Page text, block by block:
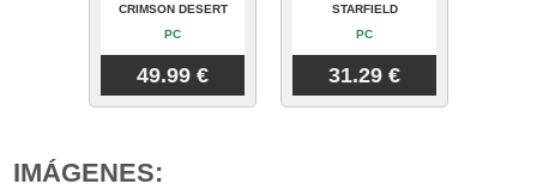
CRIMSON DESERT
PC
49.99 €
STARFIELD
PC
31.29 €
IMÁGENES: